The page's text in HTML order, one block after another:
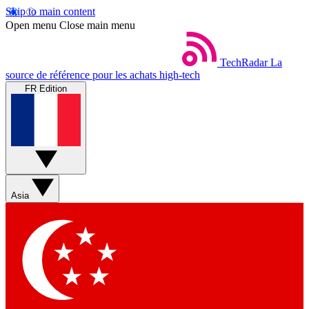
Skip to main content
Open menu Close main menu
TechRadar La
source de référence pour les achats high-tech
FR Edition
Asia